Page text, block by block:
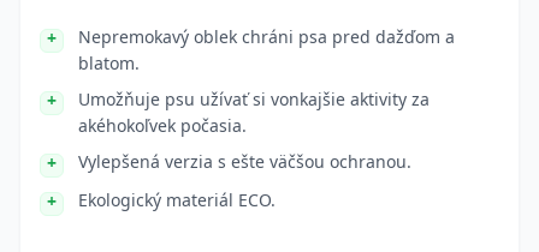
Nepremokavý oblek chráni psa pred dažďom a
blatom.
Umožňuje psu užívať si vonkajšie aktivity za
akéhokoľvek počasia.
Vylepšená verzia s ešte väčšou ochranou.
Ekologický materiál ECO.